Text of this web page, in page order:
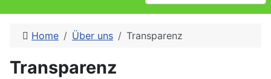
Home Über uns Transparenz
Transparenz